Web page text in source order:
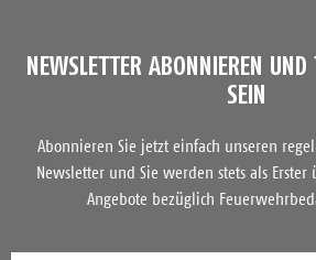
NEWSLETTER ABONNIEREN
SEIN
Abonnieren Sie jetzt einfach unseren
Newsletter und Sie werden stets als
Angebote bezüglich